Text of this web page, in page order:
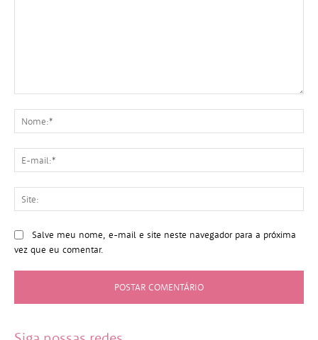
Salve meu nome, e-mail e site neste navegador para a próxima
vez que eu comentar.